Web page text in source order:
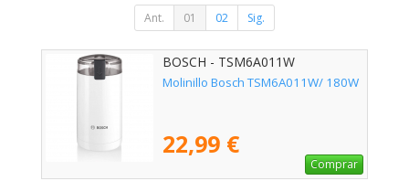
Ant. 01 02 Sig.
BOSCH - TSM6A011W
Molinillo Bosch TSM6A011W/ 180W
22,99 €
Comprar